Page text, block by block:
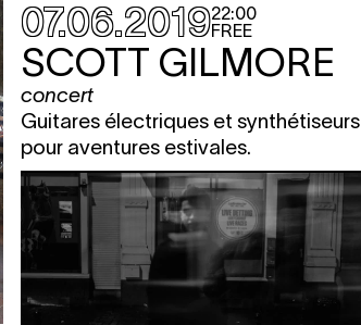
07.06.201922:00
FREE
SCOTT GILMORE
concert
Guitares électriques et synthétiseurs
pour aventures estivales.